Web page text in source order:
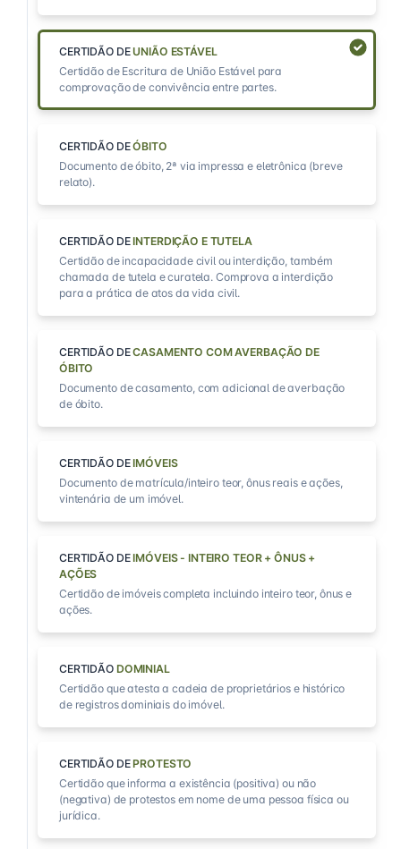
CERTIDÃO DEUNIÃO ESTÁVEL
Certidão de Escritura de União Estável para
comprovação de convivência entre partes.
CERTIDÃO DEÓBITO
Documento de óbito, 2ª via impressa e eletrônica (breve
relato).
CERTIDÃO DEINTERDIÇÃO E TUTELA
Certidão de incapacidade civil ou interdição, também
chamada de tutela e curatela. Comprova a interdição
para a prática de atos da vida civil.
CERTIDÃO DECASAMENTO COM AVERBAÇÃO DE
ÓBITO
Documento de casamento, com adicional de averbação
de óbito.
CERTIDÃO DEIMÓVEIS
Documento de matrícula/inteiro teor, ônus reais e ações,
vintenária de um imóvel.
CERTIDÃO DEIMÓVEIS - INTEIRO TEOR + ÔNUS +
AÇÕES
Certidão de imóveis completa incluindo inteiro teor, ônus e
ações.
CERTIDÃO DOMINIAL
Certidão que atesta a cadeia de proprietários e histórico
de registros dominiais do imóvel.
CERTIDÃO DEPROTESTO
Certidão que informa a existência (positiva) ou não
(negativa) de protestos em nome de uma pessoa física ou
jurídica.